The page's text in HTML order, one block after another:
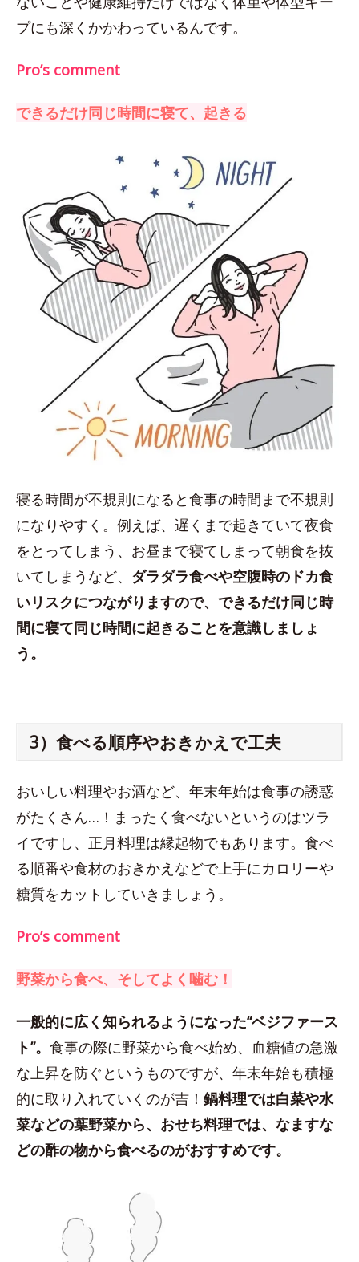
プにも深くかかわっているんです。
Pro’s comment
できるだけ同じ時間に寝て、起きる
寝る時間が不規則になると食事の時間まで不規則
になりやすく。例えば、遅くまで起きていて夜食
をとってしまう、お昼まで寝てしまって朝食を抜
いてしまうなど、 ダラダラ食べや空腹時のドカ食
いリスクにつながりますので、できるだけ同じ時
間に寝て同じ時間に起きることを意識しましょ
う。
3）食べる順序やおきかえで工夫
おいしい料理やお酒など、年末年始は食事の誘惑
がたくさん…！まったく食べないというのはツラ
イですし、正月料理は縁起物でもあります。食べ
る順番や食材のおきかえなどで上手にカロリーや
糖質をカットしていきましょう。
Pro’s comment
野菜から食べ、そしてよく噛む！
一般的に広く知られるようになった“ベジファース
ト”。 食事の際に野菜から食べ始め、血糖値の急激
な上昇を防ぐというものですが、年末年始も積極
的に取り入れていくのが吉！ 鍋料理では白菜や水
菜などの葉野菜から、おせち料理では、なますな
どの酢の物から食べるのがおすすめです。